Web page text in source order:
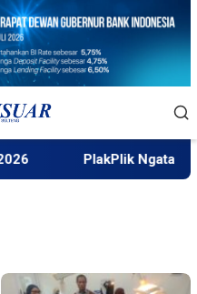
PlakPlik Ngataku